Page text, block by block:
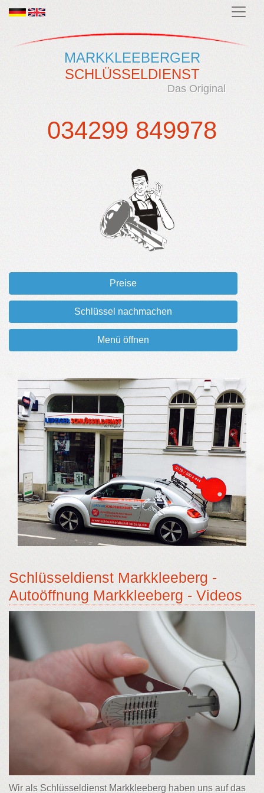
MARKKLEEBERGER
SCHLÜSSELDIENST
Das Original
034299 849978
Preise
Schlüssel nachmachen
Menü öffnen
Schlüsseldienst Markkleeberg -
Autoöffnung Markkleeberg - Videos
Wir als Schlüsseldienst Markkleeberg haben uns auf das